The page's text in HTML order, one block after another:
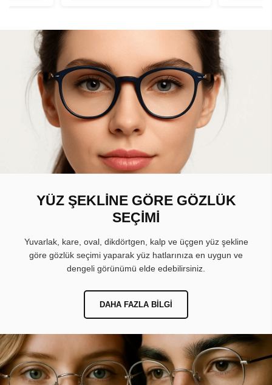
YÜZ ŞEKLİNE GÖRE GÖZLÜK
SEÇİMİ
Yuvarlak, kare, oval, dikdörtgen, kalp ve üçgen yüz şekline
göre gözlük seçimi yaparak yüz hatlarınıza en uygun ve
dengeli görünümü elde edebilirsiniz.
DAHA FAZLA BILGI